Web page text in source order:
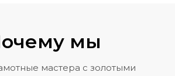
мы
мастера с золотыми